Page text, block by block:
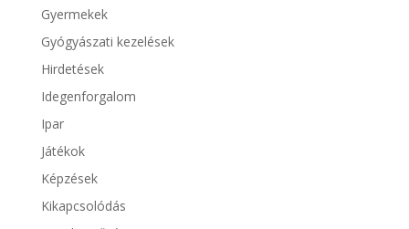
Gyermekek
Gyógyászati kezelések
Hirdetések
Idegenforgalom
Ipar
Játékok
Képzések
Kikapcsolódás